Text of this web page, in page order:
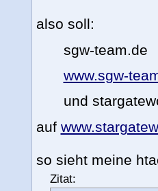
also soll:
sgw-team.de
www.sgw-
und
auf
so sieht meine
Zitat: